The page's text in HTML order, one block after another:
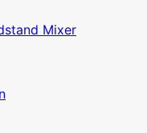
Mixer